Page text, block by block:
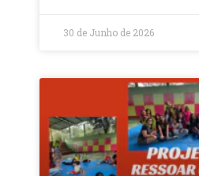
30 de Junho de 2026